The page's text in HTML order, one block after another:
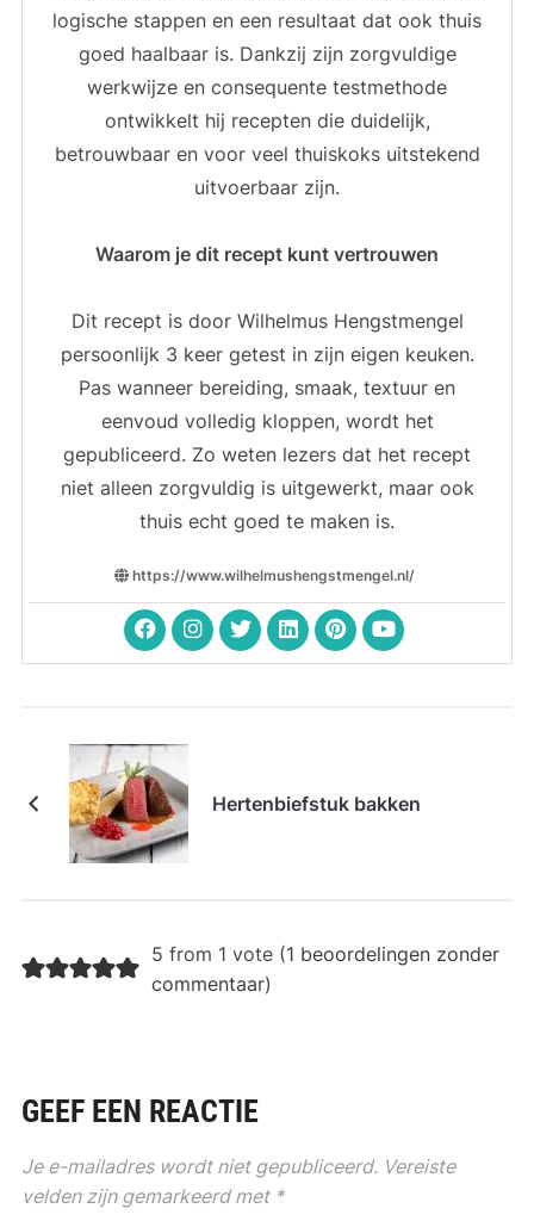
logische stappen en een resultaat dat ook thuis
goed haalbaar is. Dankzij zijn zorgvuldige
werkwijze en consequente testmethode
ontwikkelt hij recepten die duidelijk,
betrouwbaar en voor veel thuiskoks uitstekend
uitvoerbaar zijn.
Waarom je dit recept kunt vertrouwen
Dit recept is door Wilhelmus Hengstmengel
persoonlijk 3 keer getest in zijn eigen keuken.
Pas wanneer bereiding, smaak, textuur en
eenvoud volledig kloppen, wordt het
gepubliceerd. Zo weten lezers dat het recept
niet alleen zorgvuldig is uitgewerkt, maar ook
thuis echt goed te maken is.
https://www.wilhelmushengstmengel.nl/
Hertenbiefstuk bakken
5 from 1 vote (1 beoordelingen zonder
commentaar)
GEEF EEN REACTIE
Je e-mailadres wordt niet gepubliceerd. Vereiste
velden zijn gemarkeerd met *